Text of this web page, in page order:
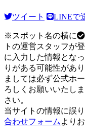
ツイート LINEで
※スポット名の横に
トの運営スタッフが
に入力した情報とな
りがある可能性があ
ましては必ず公式ホ
ろしくお願いいたし
さい。
当サイトの情報に誤
合わせフォーム より